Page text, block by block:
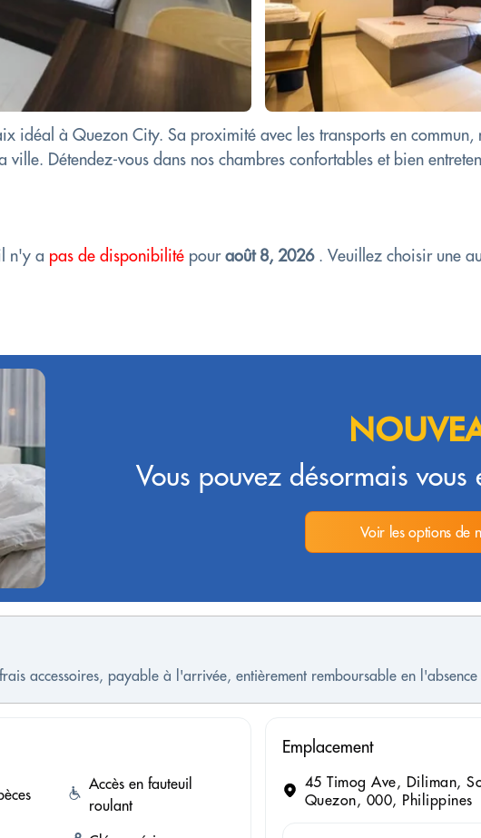
idéal à Quezon City. Sa proximité avec les transports en
Détendez-vous dans nos chambres confortables et bien
n'y a pas de disponibilitépouraoût 8, 2026. Veuillez choisir une
Vous pouvez désormais
Voir les options de
accessoires, payable à l'arrivée, entièrement remboursable en l'absence
Accès en fauteuil
roulant
Emplacement
45 Timog Ave, Diliman,
Quezon, 000, Philippines